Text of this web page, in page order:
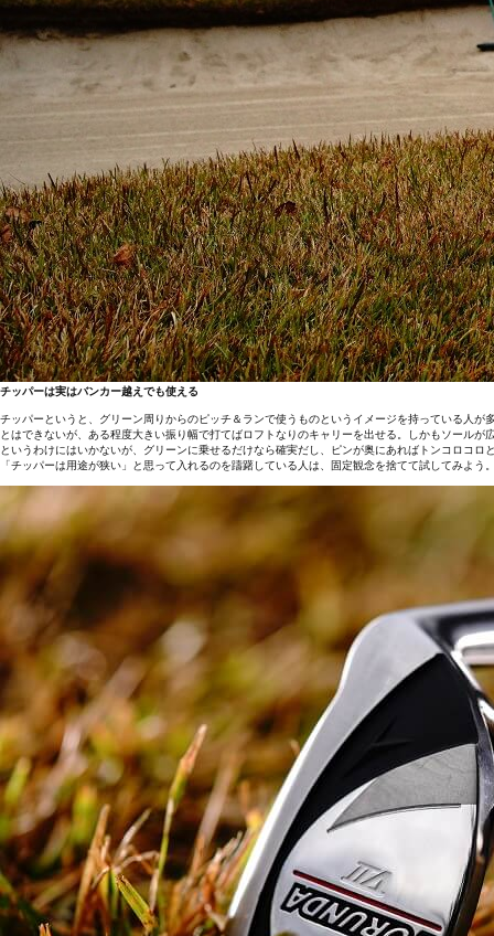
チッパーは実はバンカー越えでも使える
チッパーというと、グリーン周りからのピッチ＆ランで使うものというイメージを持っている人
とはできないが、ある程度大きい振り幅で打てばロフトなりのキャリーを出せる。しかもソール
というわけにはいかないが、グリーンに乗せるだけなら確実だし、ピンが奥にあればトンコロコロ
「チッパーは用途が狭い」と思って入れるのを躊躇している人は、固定観念を捨てて試してみよ